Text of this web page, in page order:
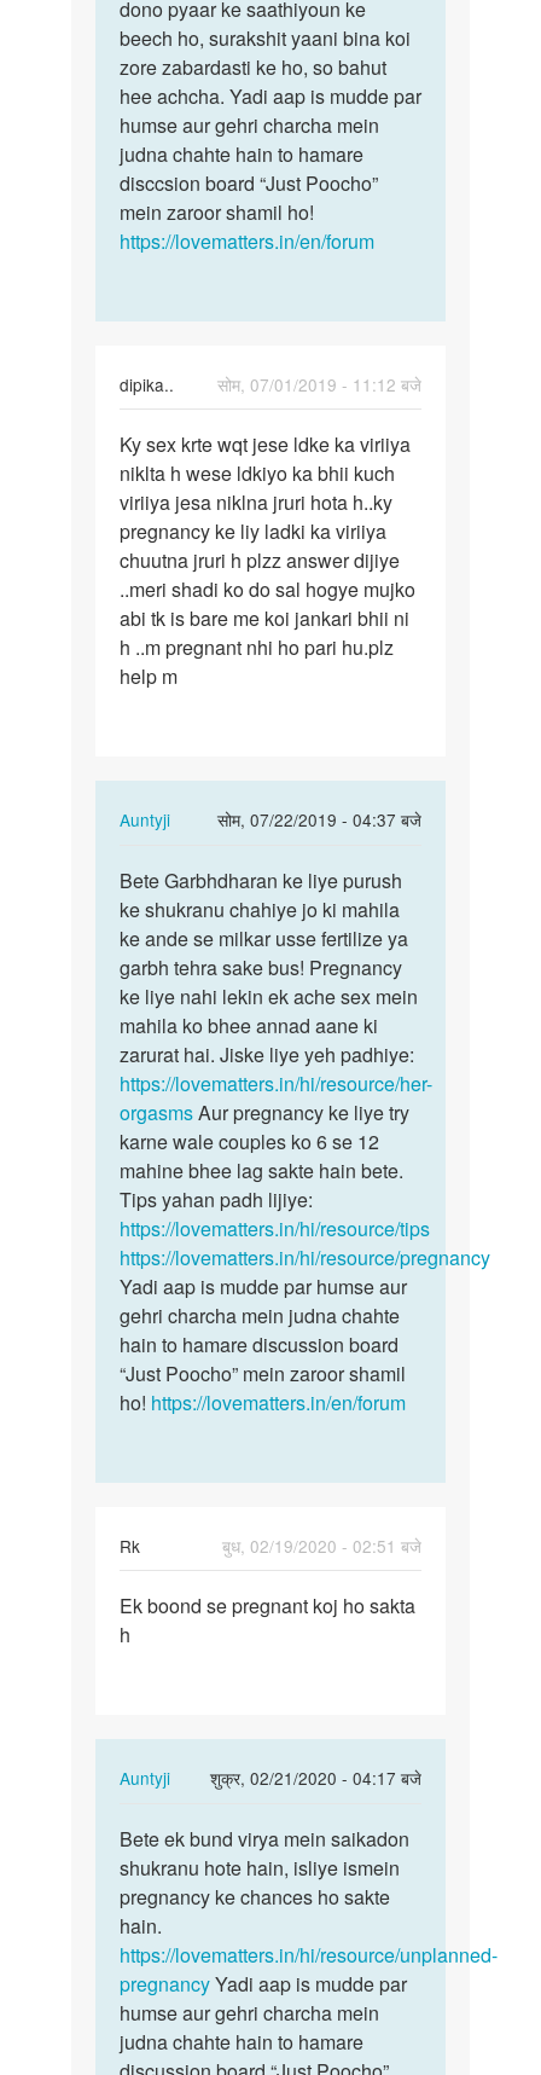
dono pyaar ke saathiyoun ke
beech ho, surakshit yaani bina koi
zore zabardasti ke ho, so bahut
hee achcha. Yadi aap is mudde par
humse aur gehri charcha mein
judna chahte hain to hamare
disccsion board “Just Poocho”
mein zaroor shamil ho!
https://lovematters.in/en/forum
dipika..
सोम, 07/01/2019 - 11:12 बजे
Ky
sex
krte
wqt
jese
ldke
ka…
Ky sex krte wqt jese ldke ka viriiya
niklta h wese ldkiyo ka bhii kuch
viriiya jesa niklna jruri hota h..ky
pregnancy ke liy ladki ka viriiya
chuutna jruri h plzz answer dijiye
..meri shadi ko do sal hogye mujko
abi tk is bare me koi jankari bhii ni
h ..m pregnant nhi ho pari hu.plz
help m
Auntyji
सोम, 07/22/2019 - 04:37 बजे
In
to
Ky
sex
krte
wqt
jese
ldke
ka…
by
dipika..
Bete
Garbhdharan
ke
liye…
Bete Garbhdharan ke liye purush
ke shukranu chahiye jo ki mahila
ke ande se milkar usse fertilize ya
garbh tehra sake bus! Pregnancy
ke liye nahi lekin ek ache sex mein
mahila ko bhee annad aane ki
zarurat hai. Jiske liye yeh padhiye:
https://lovematters.in/hi/resource/her-
orgasmsAur pregnancy ke liye try
karne wale couples ko 6 se 12
mahine bhee lag sakte hain bete.
Tips yahan padh lijiye:
https://lovematters.in/hi/resource/tips
https://lovematters.in/hi/resource/pregnancy
Yadi aap is mudde par humse aur
gehri charcha mein judna chahte
hain to hamare discussion board
“Just Poocho” mein zaroor shamil
ho! https://lovematters.in/en/forum
Rk
बुध, 02/19/2020 - 02:51 बजे
Ek
boond
Ek boond se pregnant koj ho sakta
h
Auntyji
शुक्र, 02/21/2020 - 04:17 बजे
In
to
Ek
boond
pregnant
koj
ho…
by
Rk
Bete
ek
bund
virya
mein…
Bete ek bund virya mein saikadon
shukranu hote hain, isliye ismein
pregnancy ke chances ho sakte
hain.
https://lovematters.in/hi/resource/unplanned-
pregnancyYadi aap is mudde par
humse aur gehri charcha mein
judna chahte hain to hamare